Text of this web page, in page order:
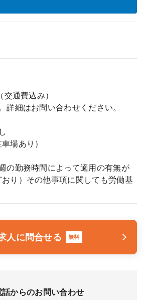
交通費込み）
細はお問い合わせください。
場あり）
の勤務時間によって適用の有無が
り）その他事項に関しても労働基
人に問合せる 無料
話からのお問い合わせ